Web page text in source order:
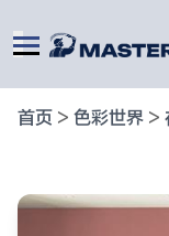
首页 > 色彩世界 >